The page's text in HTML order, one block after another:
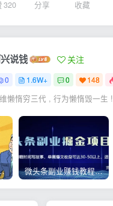
320 分享 收藏
说钱 关注
0 1.6W+ 0 148
懒惰穷三代 , 行为懒惰毁一生 !
操全程无忧，多种变现赚钱方式 微头条副业赚钱教程，项目单号单天做到50-100+收益